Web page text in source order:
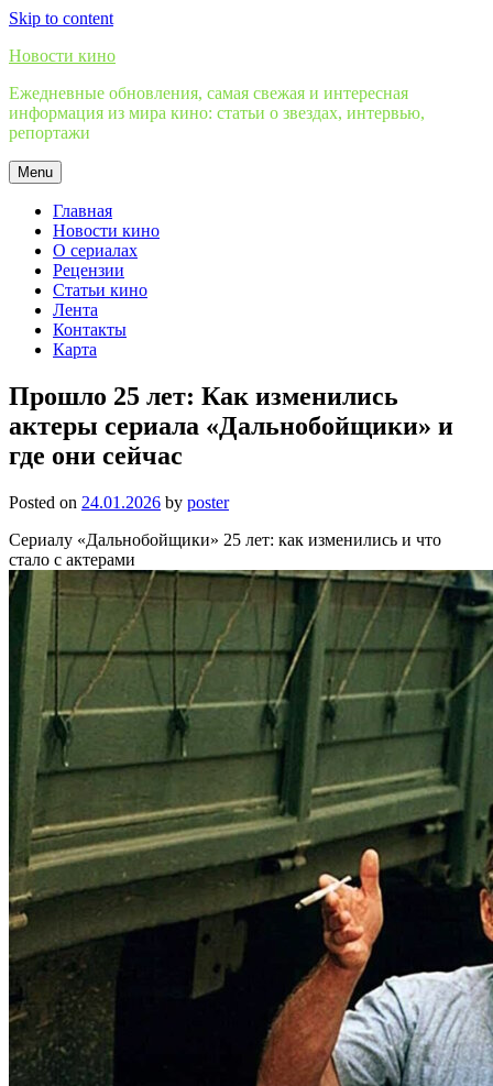
Skip to content
Новости кино
Ежедневные обновления, самая свежая и интересная
информация из мира кино: статьи о звездах, интервью,
репортажи
Menu
Главная
Новости кино
О сериалах
Рецензии
Статьи кино
Лента
Контакты
Карта
Прошло 25 лет: Как изменились
актеры сериала «Дальнобойщики» и
где они сейчас
Posted on 24.01.2026 by poster
Сериалу «Дальнобойщики» 25 лет: как изменились и что
стало с актерами